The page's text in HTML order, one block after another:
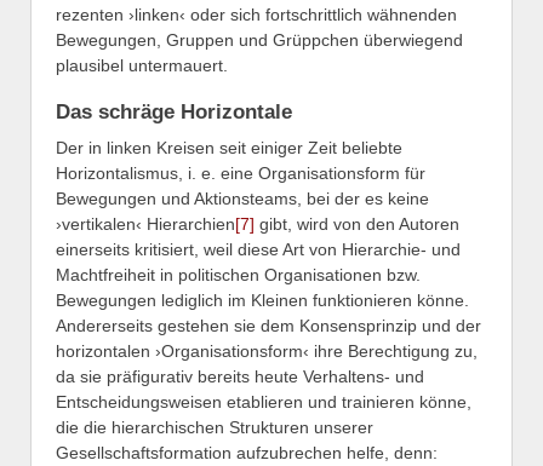
rezenten ›linken‹ oder sich fortschrittlich wähnenden
Bewegungen, Gruppen und Grüppchen überwiegend
plausibel untermauert.
Das schräge Horizontale
Der in linken Kreisen seit einiger Zeit beliebte
Horizontalismus, i. e. eine Organisationsform für
Bewegungen und Aktionsteams, bei der es keine
›vertikalen‹ Hierarchien[7] gibt, wird von den Autoren
einerseits kritisiert, weil diese Art von Hierarchie- und
Machtfreiheit in politischen Organisationen bzw.
Bewegungen lediglich im Kleinen funktionieren könne.
Andererseits gestehen sie dem Konsensprinzip und der
horizontalen ›Organisationsform‹ ihre Berechtigung zu,
da sie präfigurativ bereits heute Verhaltens- und
Entscheidungsweisen etablieren und trainieren könne,
die die hierarchischen Strukturen unserer
Gesellschaftsformation aufzubrechen helfe, denn: